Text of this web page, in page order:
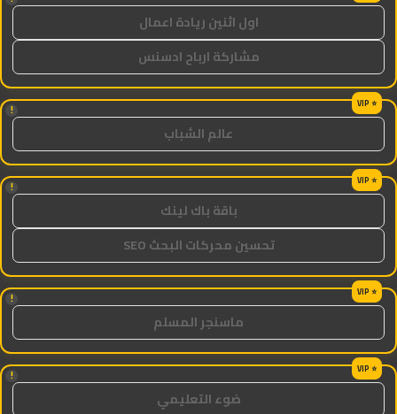
اول اثنين ريادة اعمال
مشاركة ارباح ادسنس
!
عالم الشباب
!
باقة باك لينك
تحسين محركات البحث SEO
!
ماسنجر المسلم
!
ضوء التعليمي